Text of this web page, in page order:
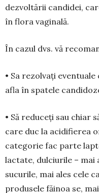
dezvoltării candidei,
în flora vaginală.
În cazul dvs. vă
• Sa rezolvați
afla în spatele
• Să reduceți sau chiar
care duc la acidifierea
categorie fac parte
lactate, dulciurile – mai
sucurile, mai ales cele
produsele făinoa­ se,